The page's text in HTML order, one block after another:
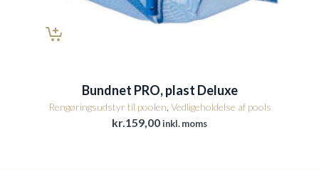
Bundnet PRO, plast Deluxe
Rengøringsudstyr til poolen Vedligeholdelse af pools
kr.159,00inkl. moms